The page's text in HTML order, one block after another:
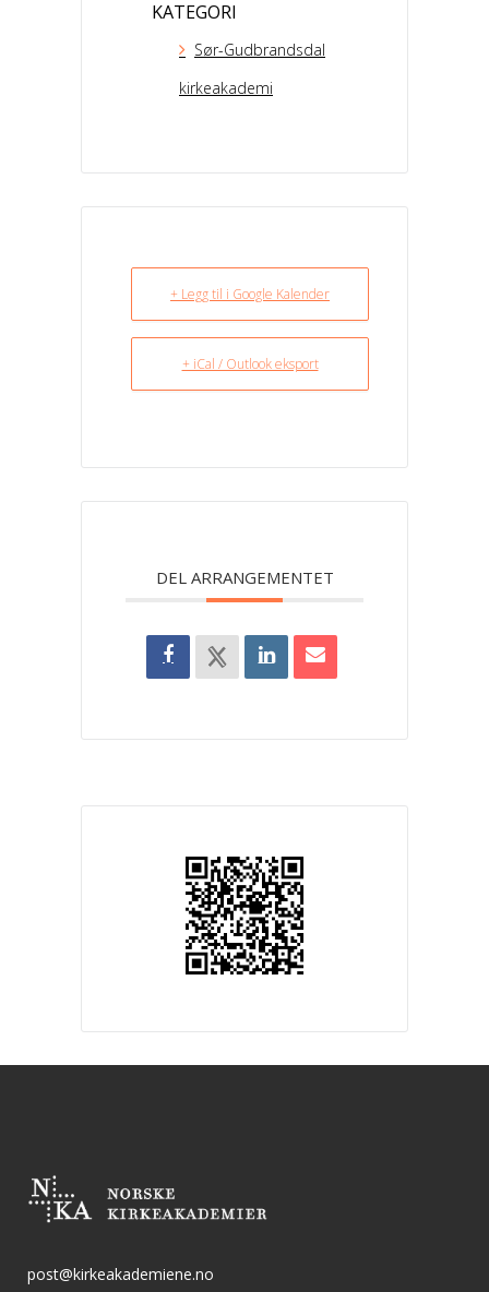
KATEGORI
Sør-Gudbrandsdal
kirkeakademi
+ Legg til i Google Kalender
+ iCal / Outlook eksport
DEL ARRANGEMENTET
post@kirkeakademiene.no